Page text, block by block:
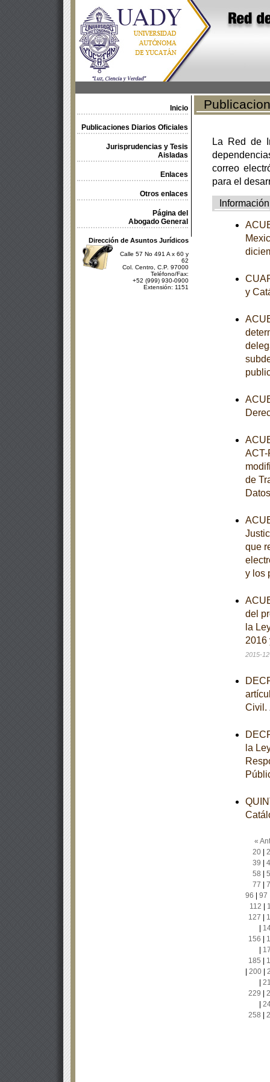
Inicio
Publicaciones Diarios Oficiales
Jurisprudencias y Tesis
Aisladas
Enlaces
Otros enlaces
Página del
Abogado General
Dirección de Asuntos Jurídicos
Calle 57 No 491 A x 60 y
62
Col. Centro, C.P. 97000
Teléfono/Fax:
+52 (999) 930-0900
Extensión: 1151
La Red de
correo
para el
Información
y
ACT-
de
que
y los
del
la
2016
2015-
Civil.
la
«
20|
39
58
77
96
97
112
127
156
185
200|
229
258